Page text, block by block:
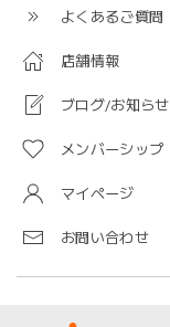
よくあるご質問
店舗情報
ブログ/お知らせ
メンバーシップ
マイページ
お問い合わせ